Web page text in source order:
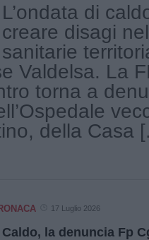
L’ondata di
creare disagi
sanitarie
Valdelsa. La
torna a
della Casa
17 Luglio 2026
Caldo, la denuncia Fp